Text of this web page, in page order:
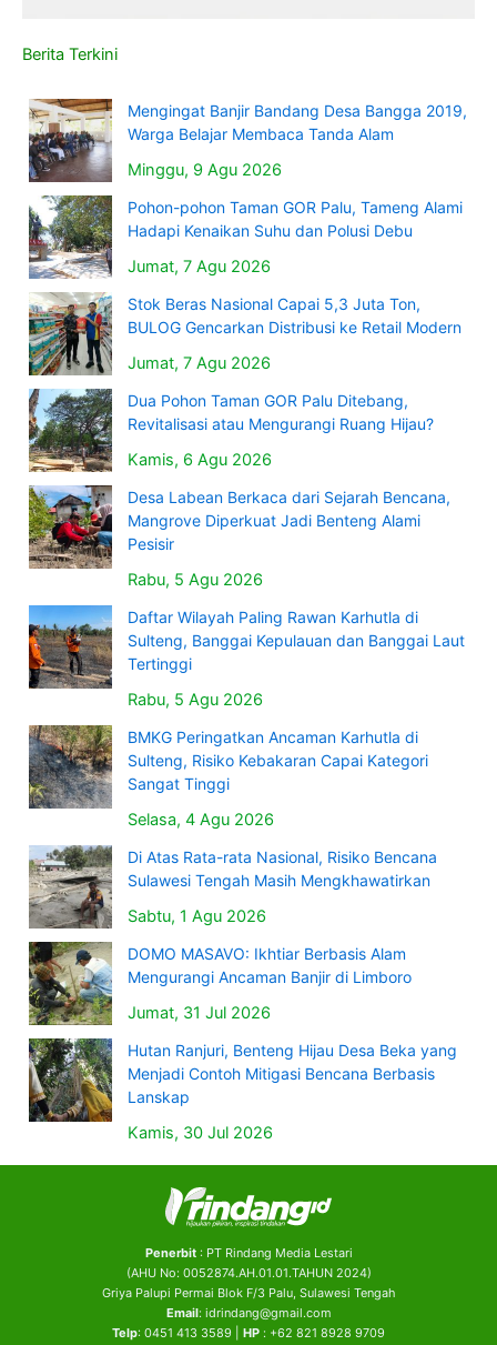
Berita Terkini
Mengingat Banjir Bandang Desa Bangga 2019,
Warga Belajar Membaca Tanda Alam
Minggu, 9 Agu 2026
Pohon-pohon Taman GOR Palu, Tameng Alami
Hadapi Kenaikan Suhu dan Polusi Debu
Jumat, 7 Agu 2026
Stok Beras Nasional Capai 5,3 Juta Ton,
BULOG Gencarkan Distribusi ke Retail Modern
Jumat, 7 Agu 2026
Dua Pohon Taman GOR Palu Ditebang,
Revitalisasi atau Mengurangi Ruang Hijau?
Kamis, 6 Agu 2026
Desa Labean Berkaca dari Sejarah Bencana,
Mangrove Diperkuat Jadi Benteng Alami
Pesisir
Rabu, 5 Agu 2026
Daftar Wilayah Paling Rawan Karhutla di
Sulteng, Banggai Kepulauan dan Banggai Laut
Tertinggi
Rabu, 5 Agu 2026
BMKG Peringatkan Ancaman Karhutla di
Sulteng, Risiko Kebakaran Capai Kategori
Sangat Tinggi
Selasa, 4 Agu 2026
Di Atas Rata-rata Nasional, Risiko Bencana
Sulawesi Tengah Masih Mengkhawatirkan
Sabtu, 1 Agu 2026
DOMO MASAVO: Ikhtiar Berbasis Alam
Mengurangi Ancaman Banjir di Limboro
Jumat, 31 Jul 2026
Hutan Ranjuri, Benteng Hijau Desa Beka yang
Menjadi Contoh Mitigasi Bencana Berbasis
Lanskap
Kamis, 30 Jul 2026
Penerbit: PT Rindang Media Lestari
(AHU No: 0052874.AH.01.01.TAHUN 2024)
Griya Palupi Permai Blok F/3 Palu, Sulawesi Tengah
Email: idrindang@gmail.com
Telp: 0451 413 3589 | HP : +62 821 8928 9709